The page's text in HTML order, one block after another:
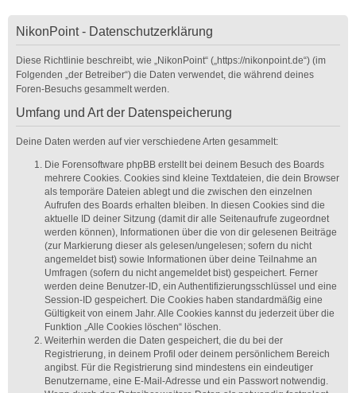
NikonPoint - Datenschutzerklärung
Diese Richtlinie beschreibt, wie „NikonPoint“ („https://nikonpoint.de“) (im
Folgenden „der Betreiber“) die Daten verwendet, die während deines
Foren-Besuchs gesammelt werden.
Umfang und Art der Datenspeicherung
Deine Daten werden auf vier verschiedene Arten gesammelt:
Die Forensoftware phpBB erstellt bei deinem Besuch des Boards
mehrere Cookies. Cookies sind kleine Textdateien, die dein Browser
als temporäre Dateien ablegt und die zwischen den einzelnen
Aufrufen des Boards erhalten bleiben. In diesen Cookies sind die
aktuelle ID deiner Sitzung (damit dir alle Seitenaufrufe zugeordnet
werden können), Informationen über die von dir gelesenen Beiträge
(zur Markierung dieser als gelesen/ungelesen; sofern du nicht
angemeldet bist) sowie Informationen über deine Teilnahme an
Umfragen (sofern du nicht angemeldet bist) gespeichert. Ferner
werden deine Benutzer-ID, ein Authentifizierungsschlüssel und eine
Session-ID gespeichert. Die Cookies haben standardmäßig eine
Gültigkeit von einem Jahr. Alle Cookies kannst du jederzeit über die
Funktion „Alle Cookies löschen“ löschen.
Weiterhin werden die Daten gespeichert, die du bei der
Registrierung, in deinem Profil oder deinem persönlichem Bereich
angibst. Für die Registrierung sind mindestens ein eindeutiger
Benutzername, eine E-Mail-Adresse und ein Passwort notwendig.